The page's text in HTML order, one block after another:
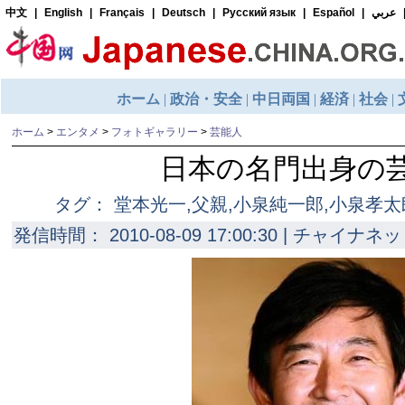
ホーム > エンタメ > フォトギャラリー > 芸能人
日本の名門出身の
タグ： 堂本光一,父親,小泉純一郎,小泉孝
発信時間： 2010-08-09 17:00:30 | チャイナネ